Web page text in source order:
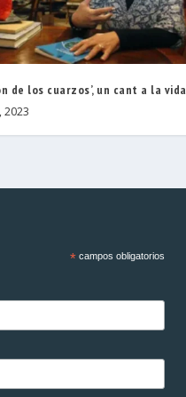
de los cuarzos’, un cant a la vida
2023
*campos obligatorios